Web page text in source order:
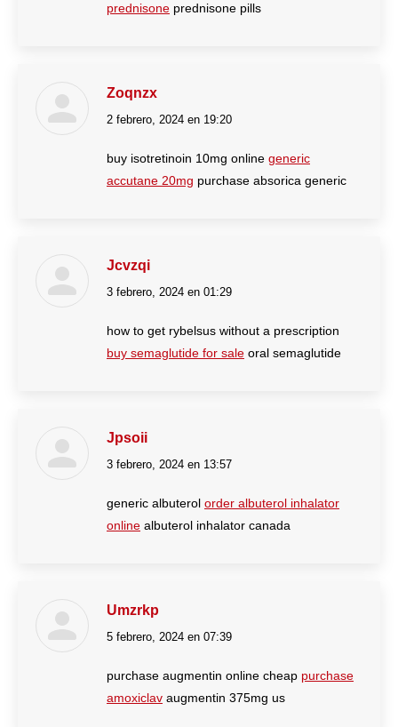
prednisone prednisone pills
Zoqnzx
dice:
2 febrero, 2024 en 19:20
buy isotretinoin 10mg online generic
accutane 20mg purchase absorica generic
Jcvzqi
dice:
3 febrero, 2024 en 01:29
how to get rybelsus without a prescription
buy semaglutide for sale oral semaglutide
Jpsoii
dice:
3 febrero, 2024 en 13:57
generic albuterol order albuterol inhalator
online albuterol inhalator canada
Umzrkp
dice:
5 febrero, 2024 en 07:39
purchase augmentin online cheap purchase
amoxiclav augmentin 375mg us